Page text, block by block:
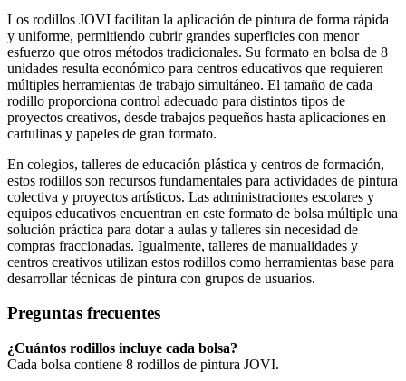
Los rodillos JOVI facilitan la aplicación de pintura de forma rápida
y uniforme, permitiendo cubrir grandes superficies con menor
esfuerzo que otros métodos tradicionales. Su formato en bolsa de 8
unidades resulta económico para centros educativos que requieren
múltiples herramientas de trabajo simultáneo. El tamaño de cada
rodillo proporciona control adecuado para distintos tipos de
proyectos creativos, desde trabajos pequeños hasta aplicaciones en
cartulinas y papeles de gran formato.
En colegios, talleres de educación plástica y centros de formación,
estos rodillos son recursos fundamentales para actividades de pintura
colectiva y proyectos artísticos. Las administraciones escolares y
equipos educativos encuentran en este formato de bolsa múltiple una
solución práctica para dotar a aulas y talleres sin necesidad de
compras fraccionadas. Igualmente, talleres de manualidades y
centros creativos utilizan estos rodillos como herramientas base para
desarrollar técnicas de pintura con grupos de usuarios.
Preguntas frecuentes
¿Cuántos rodillos incluye cada bolsa?
Cada bolsa contiene 8 rodillos de pintura JOVI.